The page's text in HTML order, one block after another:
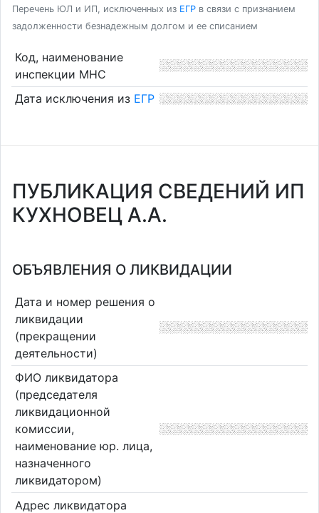
Перечень ЮЛ и ИП, исключенных из ЕГР в связи с признанием
задолженности безнадежным долгом и ее списанием
Код, наименование
инспекции МНС
Дата исключения из ЕГР
ПУБЛИКАЦИЯ СВЕДЕНИЙ ИП
КУХНОВЕЦ А.А.
ОБЪЯВЛЕНИЯ О ЛИКВИДАЦИИ
Дата и номер решения о
ликвидации
(прекращении
деятельности)
ФИО ликвидатора
(председателя
ликвидационной
комиссии,
наименование юр. лица,
назначенного
ликвидатором)
Адрес ликвидатора